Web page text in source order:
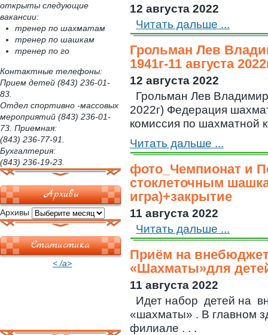
открыты следующие
вакансии:
тренер по шахматам
тренер по шашкам
тренер по го
Контактные телефоны:
Прием детей (843) 236-01-
83.
Отдел спортивно -массовых
мероприятий (843) 236-01-
73. Приемная:
(843) 236-77-91.
Бухгалтерия:
(843) 236-19-23.
Архивы
Архивы
Статистика
< /a>
12 августа 2022
Читать дальше ...
Грольман Лев
1941г-11 августа
12 августа 2022
Грольман Лев
2022г) Федерация
комиссия по
Читать дальше ...
фото_Чемпионат и
стоклеточным
игра)+закрытие
11 августа 2022
Читать дальше ...
Приём на
«Шахматы»для
11 августа 2022
Идет набор детей на
«шахматы» . В главном
филиале . . .